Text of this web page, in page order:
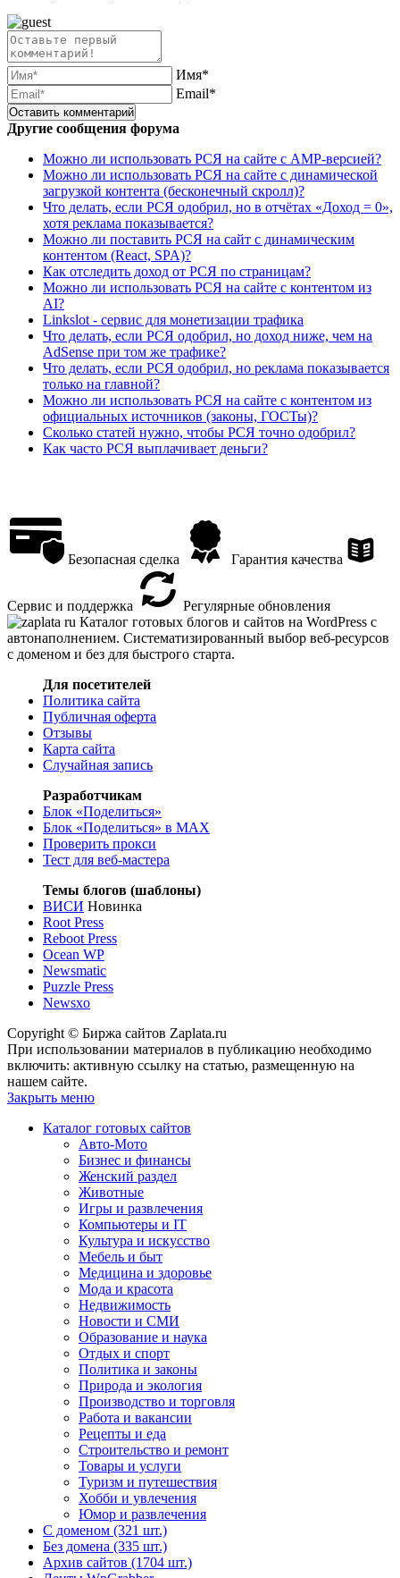
Имя*
Email*
Другие сообщения форума
Можно ли использовать РСЯ на сайте с AMP-версией?
Можно ли использовать РСЯ на сайте с динамической
загрузкой контента (бесконечный скролл)?
Что делать, если РСЯ одобрил, но в отчётах «Доход = 0»,
хотя реклама показывается?
Можно ли поставить РСЯ на сайт с динамическим
контентом (React, SPA)?
Как отследить доход от РСЯ по страницам?
Можно ли использовать РСЯ на сайте с контентом из
AI?
Linkslot - сервис для монетизации трафика
Что делать, если РСЯ одобрил, но доход ниже, чем на
AdSense при том же трафике?
Что делать, если РСЯ одобрил, но реклама показывается
только на главной?
Можно ли использовать РСЯ на сайте с контентом из
официальных источников (законы, ГОСТы)?
Сколько статей нужно, чтобы РСЯ точно одобрил?
Как часто РСЯ выплачивает деньги?
Безопасная сделка Гарантия качества
Сервис и поддержка
Регулярные обновления
Каталог готовых блогов и сайтов на WordPress с
автонаполнением. Систематизированный выбор веб-ресурсов
с доменом и без для быстрого старта.
Для посетителей
Политика сайта
Публичная оферта
Отзывы
Карта сайта
Случайная запись
Разработчикам
Блок «Поделиться»
Блок «Поделиться» в MAX
Проверить прокси
Тест для веб-мастера
Темы блогов (шаблоны)
ВИСИ Новинка
Root Press
Reboot Press
Ocean WP
Newsmatic
Puzzle Press
Newsxo
Copyright © Биржа сайтов Zaplata.ru
При использовании материалов в публикацию необходимо
включить: активную ссылку на статью, размещенную на
нашем сайте.
Закрыть меню
Каталог готовых сайтов
Авто-Мото
Бизнес и финансы
Женский раздел
Животные
Игры и развлечения
Компьютеры и IT
Культура и искусство
Мебель и быт
Медицина и здоровье
Мода и красота
Недвижимость
Новости и СМИ
Образование и наука
Отдых и спорт
Политика и законы
Природа и экология
Производство и торговля
Работа и вакансии
Рецепты и еда
Строительство и ремонт
Товары и услуги
Туризм и путешествия
Хобби и увлечения
Юмор и развлечения
С доменом (321 шт.)
Без домена (335 шт.)
Архив сайтов (1704 шт.)